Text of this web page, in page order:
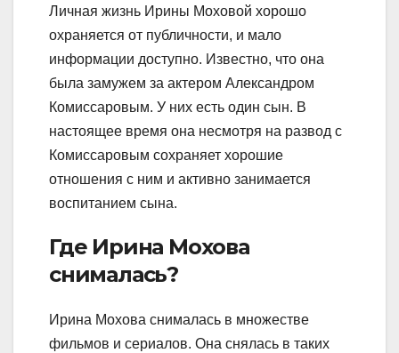
Личная жизнь Ирины Моховой хорошо
охраняется от публичности, и мало
информации доступно. Известно, что она
была замужем за актером Александром
Комиссаровым. У них есть один сын. В
настоящее время она несмотря на развод с
Комиссаровым сохраняет хорошие
отношения с ним и активно занимается
воспитанием сына.
Где Ирина Мохова
снималась?
Ирина Мохова снималась в множестве
фильмов и сериалов. Она снялась в таких